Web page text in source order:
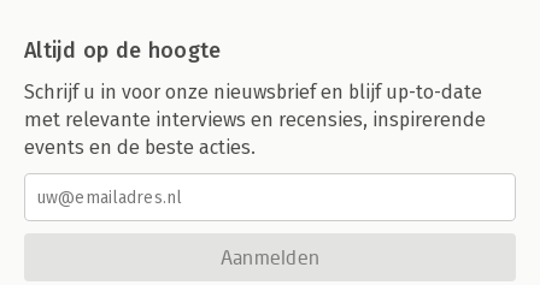
Altijd op de hoogte
Schrijf u in voor onze nieuwsbrief en blijf up-to-date
met relevante interviews en recensies, inspirerende
events en de beste acties.
Aanmelden